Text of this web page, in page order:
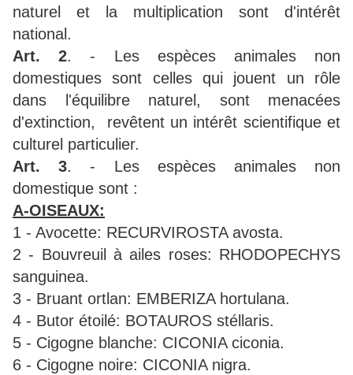
naturel et la multiplication sont d'intérêt
national.
Art. 2. - Les espèces animales non
domestiques sont celles qui jouent un rôle
dans l'équilibre naturel, sont menacées
d'extinction, revêtent un intérêt scientifique et
culturel particulier.
Art. 3. - Les espèces animales non
domestique sont :
A-OISEAUX:
1 - Avocette: RECURVIROSTA avosta.
2 - Bouvreuil à ailes roses: RHODOPECHYS
sanguinea.
3 - Bruant ortlan: EMBERIZA hortulana.
4 - Butor étoilé: BOTAUROS stéllaris.
5 - Cigogne blanche: CICONIA ciconia.
6 - Cigogne noire: CICONIA nigra.